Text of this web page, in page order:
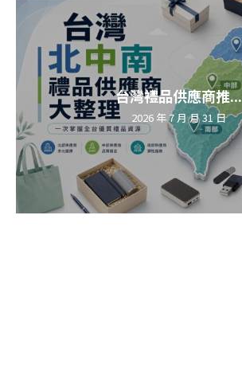
台灣禮品供應商推...
2026 年 7 月 月 31 日